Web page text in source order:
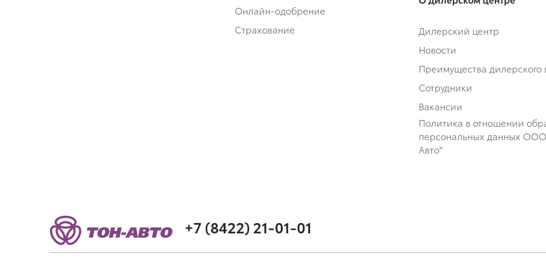
Онлайн-одобрение
Страхование
Дилерский центр
Новости
Преимущества дилерского
Сотрудники
Вакансии
Политика в отношении
персональных данных
Авто"
+7 (8422) 21-01-01